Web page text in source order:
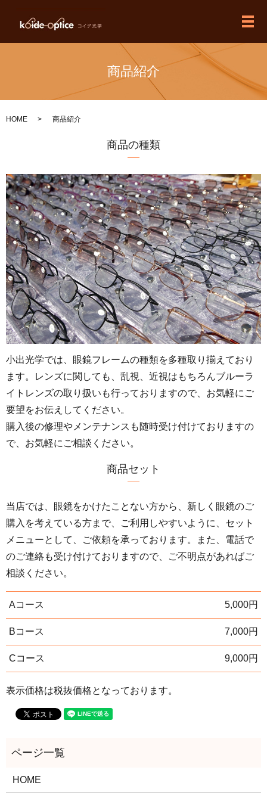
メ
商品紹介
HOME 商品紹介
商品の種類
小出光学では、眼鏡フレームの種類を多種取り揃えており
ます。レンズに関しても、乱視、近視はもちろんブルーラ
イトレンズの取り扱いも行っておりますので、お気軽にご
要望をお伝えしてください。
購入後の修理やメンテナンスも随時受け付けておりますの
で、お気軽にご相談ください。
商品セット
当店では、眼鏡をかけたことない方から、新しく眼鏡のご
購入を考えている方まで、ご利用しやすいように、セット
メニューとして、ご依頼を承っております。また、電話で
のご連絡も受け付けておりますので、ご不明点があればご
相談ください。
Aコース 5,000円
Bコース 7,000円
Cコース 9,000円
表示価格は税抜価格となっております。
HOME